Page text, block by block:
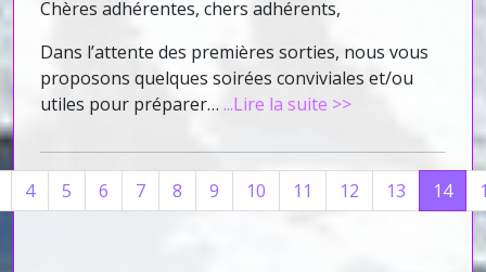
Chères adhérentes, chers adhérents,
Dans l’attente des premières sorties, nous vous
proposons quelques soirées conviviales et/ou
utiles pour préparer… ...Lire la suite >>
4 5 6 7 8 9 10 11 12 13 14